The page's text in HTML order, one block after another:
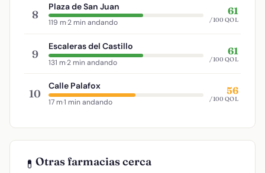
8
Plaza de San Juan
119 m·2 min andando
61
/100 QOL
9
Escaleras del Castillo
131 m·2 min andando
61
/100 QOL
10
Calle Palafox
17 m·1 min andando
56
/100 QOL
💊 Otras farmacias cerca